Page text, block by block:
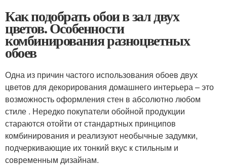
Как подобрать обои в зал двух
цветов. Особенности
комбинирования разноцветных
обоев
Одна из причин частого использования обоев двух
цветов для декорирования домашнего интерьера – это
возможность оформления стен в абсолютно любом
стиле . Нередко покупатели обойной продукции
стараются отойти от стандартных принципов
комбинирования и реализуют необычные задумки,
подчеркивающие их тонкий вкус к стильным и
современным дизайнам.